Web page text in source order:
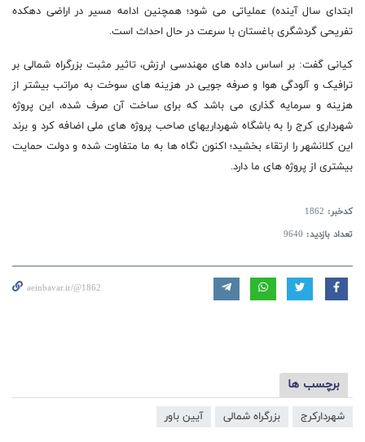
ابتدای سال آینده) عملیاتی می شود؛ همچنین ادامه مسیر در اراضی دهکده
تفریحی گردشگری باغستان با سرعت در حال احداث است.
کیانی گفت: بر اساس داده های مهندسی ارزش، تاثیر مثبت بزرگراه شمالی بر
ترافیک و آلودگی هوا و صرفه جویی در هزینه های سوخت به مراتب بیشتر از
هزینه و سرمایه گذاری می باشد که برای ساخت آن صرف شده، این پروژه
شهرداری کرج را به باشگاه شهرداریهای صاحب پروژه های ملی اضافه کرد و برند
این کلانشهر را ارتقاء بخشید؛ اکنون نگاه ها به ما متفاوت شده و دولت حمایت
بیشتری از پروژه های ما دارد.
کدخبر: 1862
تعداد بازدید: 9640
aeinbavar.ir/@1862
برچسب ها
شهردارکرج بزرگراه شمالی آیین باور